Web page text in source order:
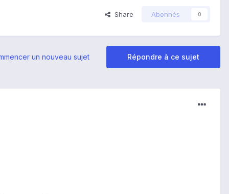
Share Abonnés 0
Répondre à ce sujet
un nouveau sujet